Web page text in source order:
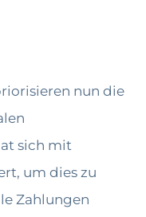
nun die
sich mit
um dies zu
Zahlungen